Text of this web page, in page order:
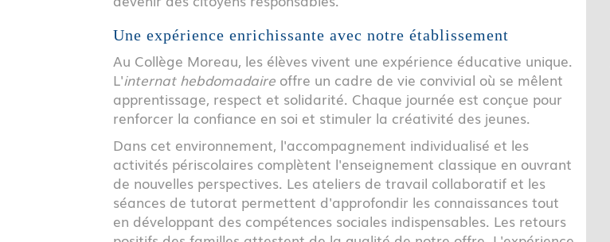
Une expérience enrichissante avec notre établissement
Au Collège Moreau, les élèves vivent une expérience éducative unique.
L'internat hebdomadaire offre un cadre de vie convivial où se mêlent
apprentissage, respect et solidarité. Chaque journée est conçue pour
renforcer la confiance en soi et stimuler la créativité des jeunes.
Dans cet environnement, l'accompagnement individualisé et les
activités périscolaires complètent l'enseignement classique en ouvrant
de nouvelles perspectives. Les ateliers de travail collaboratif et les
séances de tutorat permettent d'approfondir les connaissances tout
en développant des compétences sociales indispensables. Les retours